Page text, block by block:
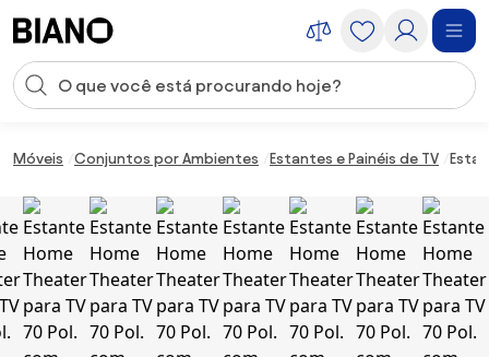
Entrada de pesquisa
Móveis Conjuntos por Ambientes Estantes e Painéis de TV